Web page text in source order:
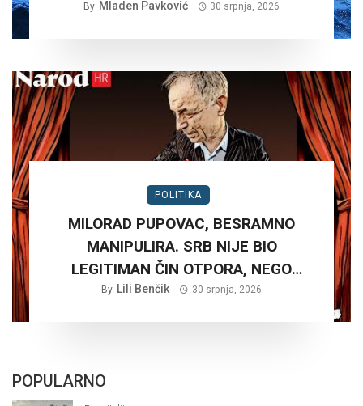
By Mladen Pavković 30 srpnja, 2026
POLITIKA
MILORAD PUPOVAC, BESRAMNO
MANIPULIRA. SRB NIJE BIO
LEGITIMAN ČIN OTPORA, NEGO
PLANSKA ČETNIČKA AGRESIJA SA
By Lili Benčik 30 srpnja, 2026
POPULARNO